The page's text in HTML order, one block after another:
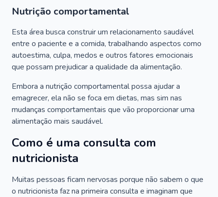
Nutrição comportamental
Esta área busca construir um relacionamento saudável
entre o paciente e a comida, trabalhando aspectos como
autoestima, culpa, medos e outros fatores emocionais
que possam prejudicar a qualidade da alimentação.
Embora a nutrição comportamental possa ajudar a
emagrecer, ela não se foca em dietas, mas sim nas
mudanças comportamentais que vão proporcionar uma
alimentação mais saudável.
Como é uma consulta com
nutricionista
Muitas pessoas ficam nervosas porque não sabem o que
o nutricionista faz na primeira consulta e imaginam que